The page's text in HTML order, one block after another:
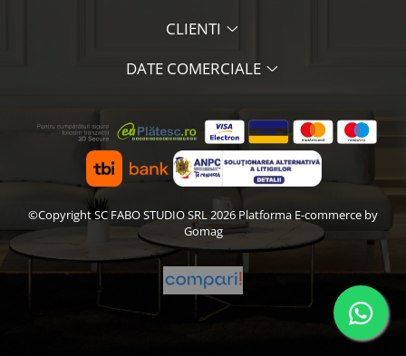
CLIENTI
DATE COMERCIALE
©Copyright SC FABO STUDIO SRL 2026 Platforma E-commerce by
Gomag